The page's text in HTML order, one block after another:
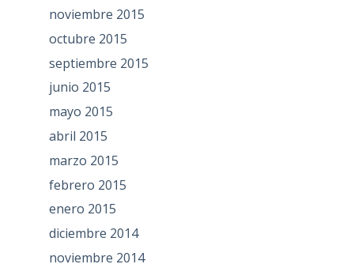
noviembre 2015
octubre 2015
septiembre 2015
junio 2015
mayo 2015
abril 2015
marzo 2015
febrero 2015
enero 2015
diciembre 2014
noviembre 2014